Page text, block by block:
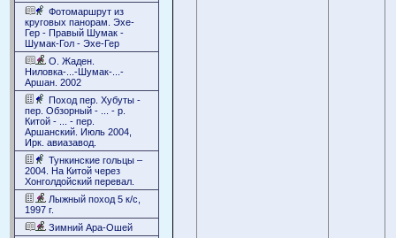
Фотомаршрут из
круговых панорам. Эхе-
Гер - Правый Шумак -
Шумак-Гол - Эхе-Гер
О. Жаден.
Ниловка-...-Шумак-...-
Аршан. 2002
Поход пер. Хубуты -
пер. Обзорный - ... - р.
Китой - ... - пер.
Аршанский. Июль 2004,
Ирк. авиазавод.
Тункинские гольцы –
2004. На Китой через
Хонголдойский перевал.
Лыжный поход 5 к/с,
1997 г.
Зимний Ара-Ошей